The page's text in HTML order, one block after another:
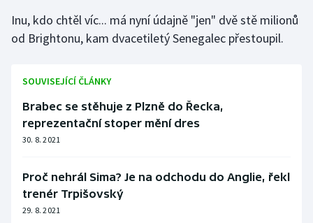
Inu, kdo chtěl víc... má nyní údajně "jen" dvě stě milionů
od Brightonu, kam dvacetiletý Senegalec přestoupil.
SOUVISEJÍCÍ ČLÁNKY
Brabec se stěhuje z Plzně do Řecka,
reprezentační stoper mění dres
30. 8. 2021
Proč nehrál Sima? Je na odchodu do Anglie, řekl
trenér Trpišovský
29. 8. 2021